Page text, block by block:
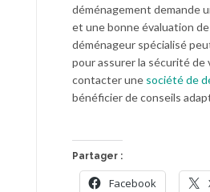
déménagement demande
et une bonne évaluation
déménageur spécialisé
pour assurer la sécurité
contacter une société de
bénéficier de conseils
Partager :
Facebook